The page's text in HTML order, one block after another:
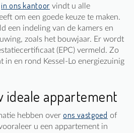
in ons kantoor vindt u alle
om een goede keuze te maken.
een indeling van de kamers en
zoals het bouwjaar. Er wordt
(EPC) vermeld. Zo
in en rond Kessel-Lo energiezuinig
ideale appartement
hebben over ons vastgoed of
u een appartement in